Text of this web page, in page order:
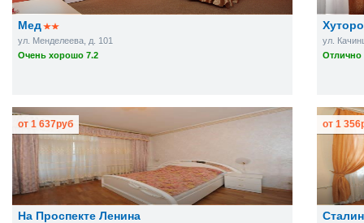
Мед
ул. Менделеева, д. 101
Очень хорошо 7.2
ул.
Отлично
На Проспекте Ленина
от 1 637руб от 1 356